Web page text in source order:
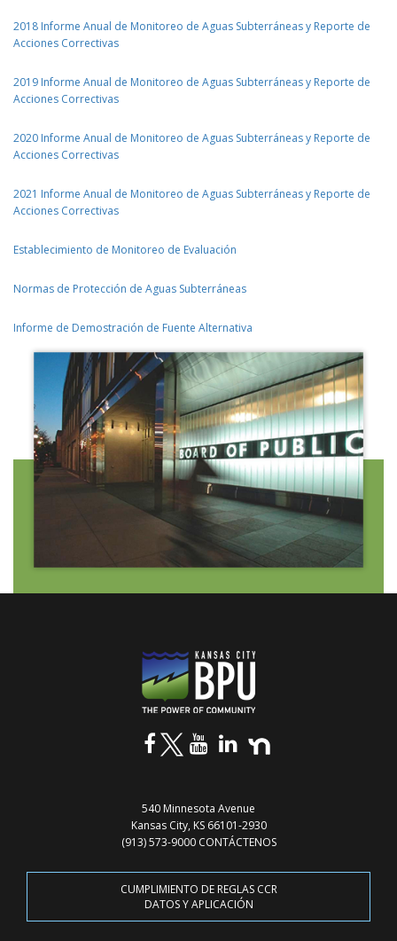
2018 Informe Anual de Monitoreo de Aguas Subterráneas y Reporte de
Acciones Correctivas
2019 Informe Anual de Monitoreo de Aguas Subterráneas y Reporte de
Acciones Correctivas
2020 Informe Anual de Monitoreo de Aguas Subterráneas y Reporte de
Acciones Correctivas
2021 Informe Anual de Monitoreo de Aguas Subterráneas y Reporte de
Acciones Correctivas
Establecimiento de Monitoreo de Evaluación
Normas de Protección de Aguas Subterráneas
Informe de Demostración de Fuente Alternativa
540 Minnesota Avenue
Kansas City, KS 66101-2930
(913) 573-9000 CONTÁCTENOS
CUMPLIMIENTO DE REGLAS CCR
DATOS Y APLICACIÓN